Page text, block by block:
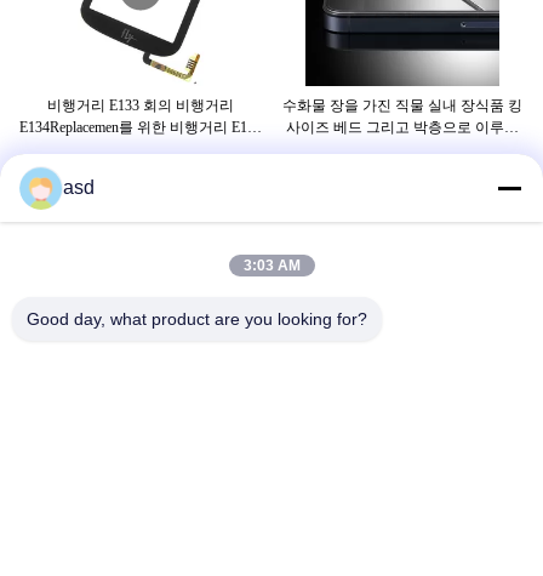
비행거리 E133 회의 비행거리
E134Replacemen를 위한 비행거리 E133
스크린을 위한 보충 터치스크린
수화물 장을 가진 직물 실내 장식품 킹
사이즈 베드 그리고 박층으로 이루어
꼬리표
아이폰 6s 스크린 대체
asd
3:03 AM
Good day, what product are you looking for?